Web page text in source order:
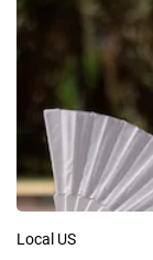
Local US